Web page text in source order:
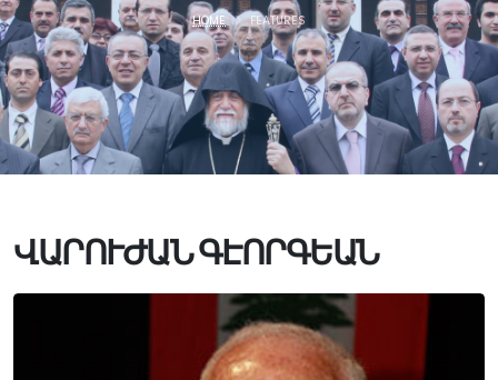
HOME FEATURES
ՎԱՐՈՒԺԱՆ ԳԷՈՐԳԵԱՆ